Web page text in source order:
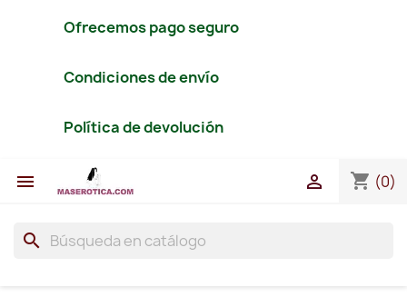
Ofrecemos pago seguro
Condiciones de envío
Política de devolución
 shopping_cart (0)

search